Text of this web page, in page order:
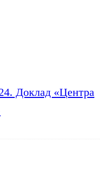
Доклад «Центра